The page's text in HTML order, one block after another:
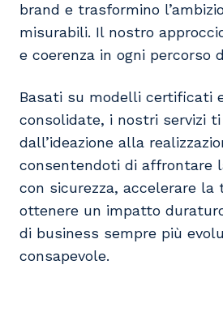
brand e trasformino
misurabili. Il nostro
e coerenza in ogni percorso
Basati su modelli certificati
consolidate, i nostri servizi
dall’ideazione alla
consentendoti di affrontare
con sicurezza, accelerare la
ottenere un impatto
di business sempre più
consapevole.